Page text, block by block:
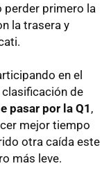
perder primero la
la trasera y
en el
clasificación de
pasar por la Q1,
mejor tiempo
otra caída este
más leve.